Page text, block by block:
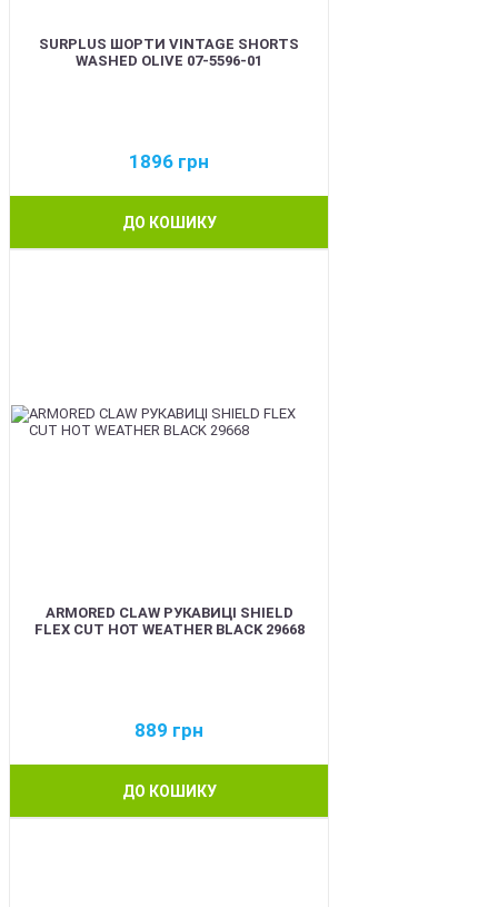
SURPLUS ШОРТИ VINTAGE SHORTS
WASHED OLIVE 07-5596-01
1896 грн
ДО КОШИКУ
ARMORED CLAW РУКАВИЦІ SHIELD
FLEX CUT HOT WEATHER BLACK 29668
889 грн
ДО КОШИКУ